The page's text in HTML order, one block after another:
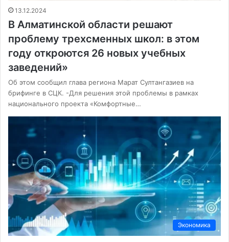
13.12.2024
В Алматинской области решают
проблему трехсменных школ: в этом
году откроются 26 новых учебных
заведений»
Об этом сообщил глава региона Марат Султангазиев на
брифинге в СЦК. -Для решения этой проблемы в рамках
национального проекта «Комфортные…
Экономика